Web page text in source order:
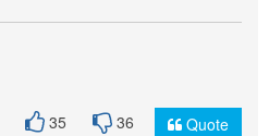
35 36 Quote